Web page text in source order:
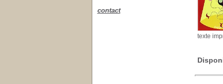
texte
contact